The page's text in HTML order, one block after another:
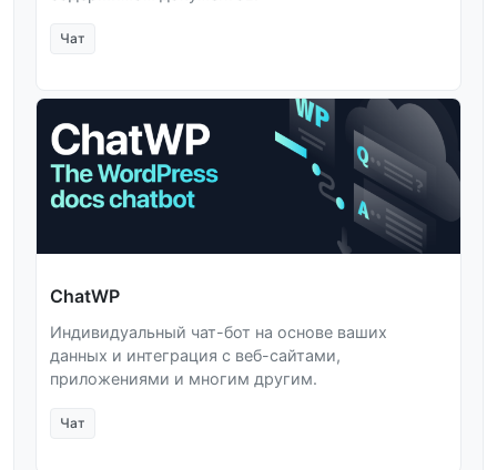
Чат
ChatWP
Индивидуальный чат-бот на основе ваших
данных и интеграция с веб-сайтами,
приложениями и многим другим.
Чат